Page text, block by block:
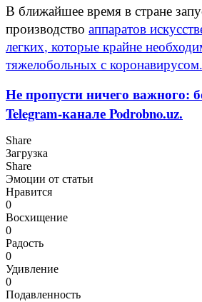
В ближайшее время в стране
производство аппаратов
легких, которые крайне
тяжелобольных с коронавирусом.
Не пропусти ничего важного:
Telegram-канале Podrobno.uz.
Share
Загрузка
Share
Эмоции от статьи
Нравится
0
Восхищение
0
Радость
0
Удивление
0
Подавленность